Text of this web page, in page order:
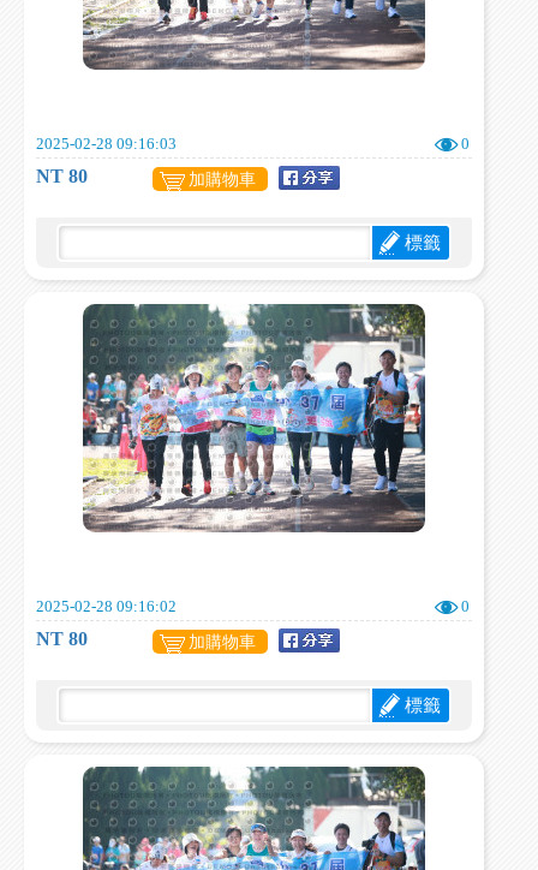
2025-02-28 09:16:03 0
NT 80 加購物車
標籤
2025-02-28 09:16:02 0
NT 80 加購物車
標籤